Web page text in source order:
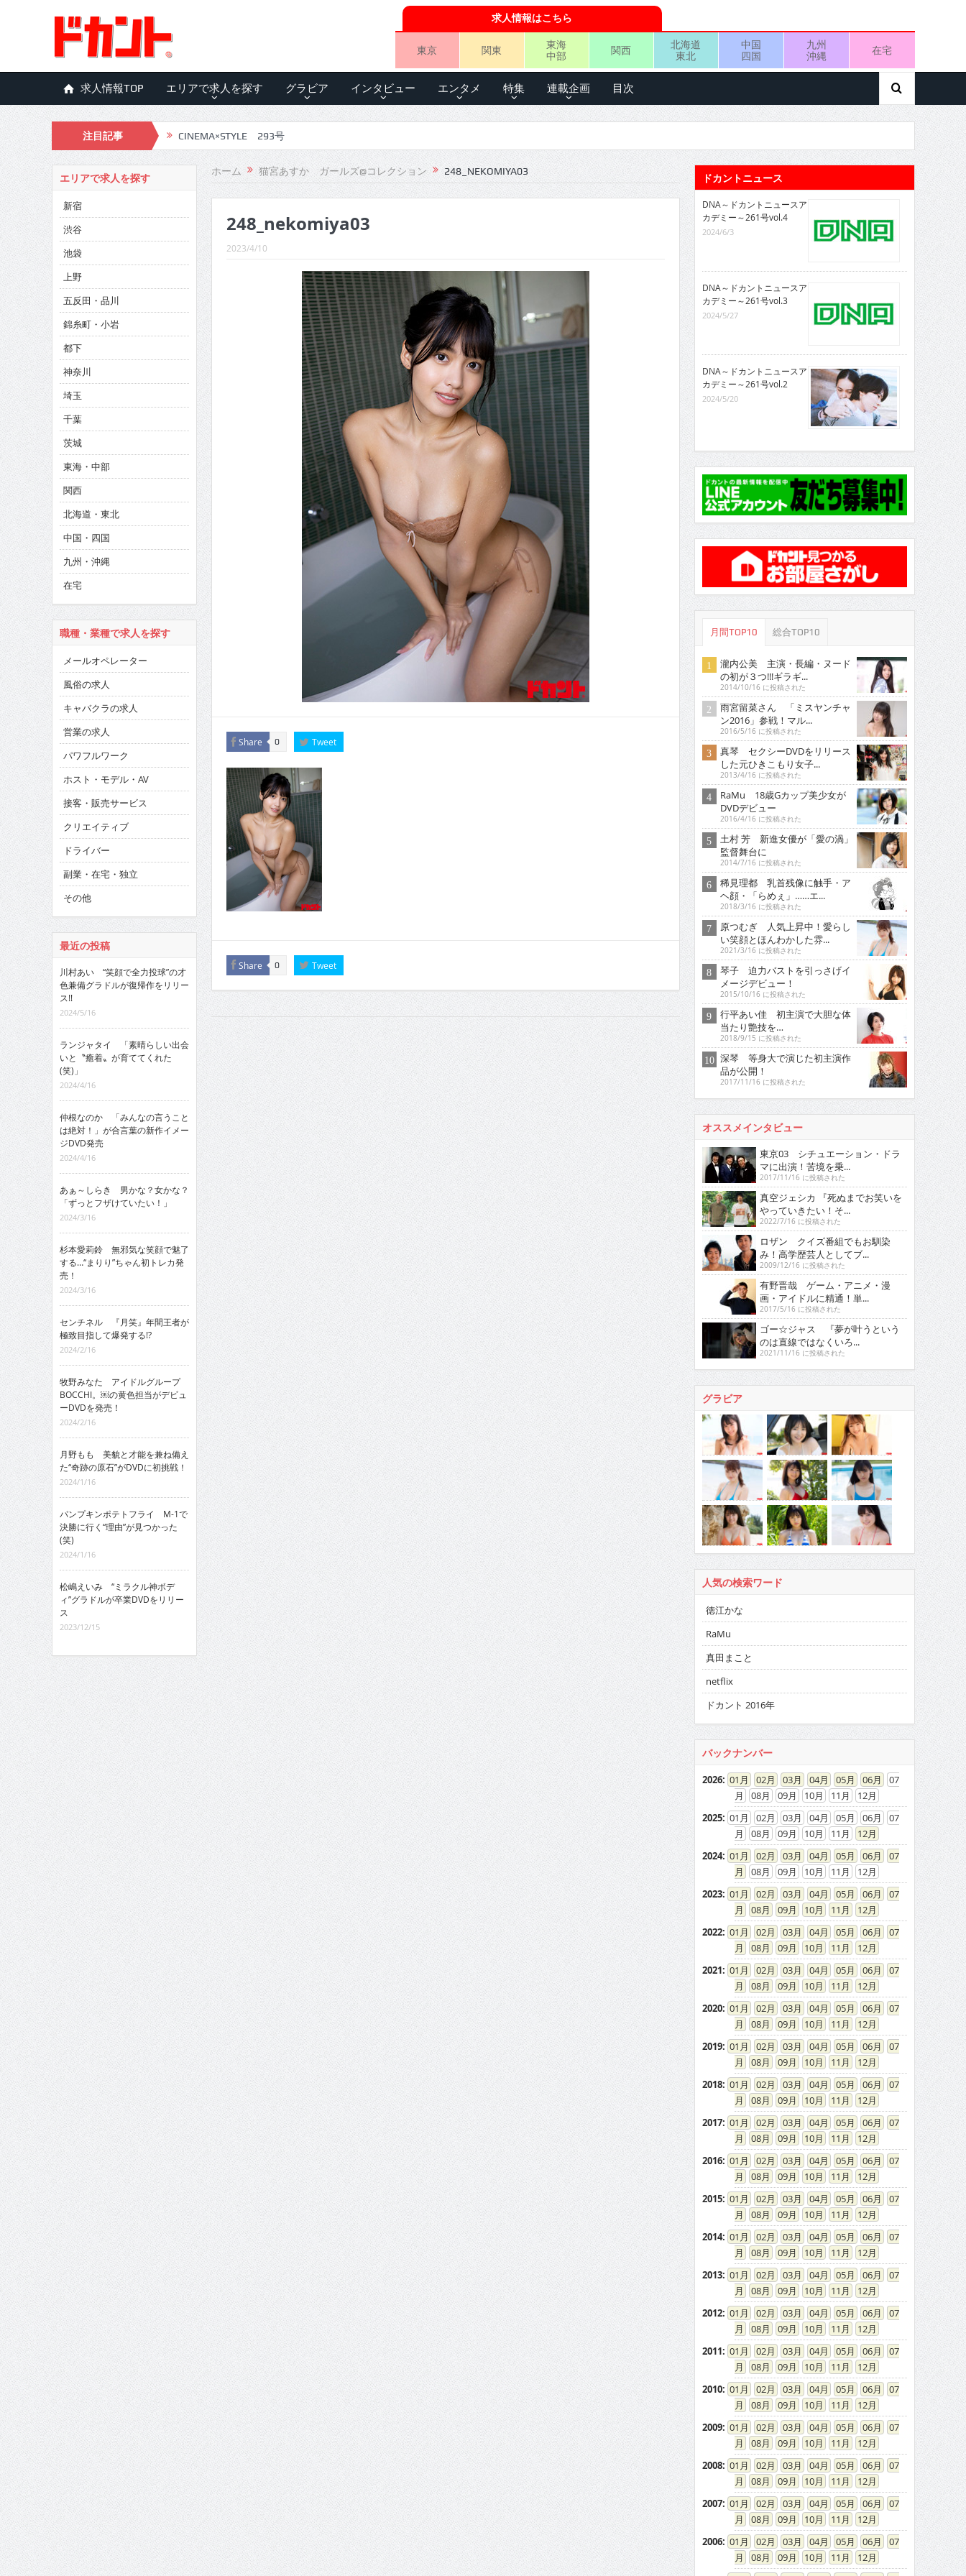
求人情報はこちら
東京 関東
東海
中部
関西
北海道
東北
中国
四国
九州
沖縄
在宅
求人情報TOP エリアで求人を探す グラビア インタビュー エンタメ 特集 連載企画 目次
注目記事 CINEMA×STYLE 293号
CINEMA×STYLE 292号
CINEMA×STYLE 291号
CINEMA×STYLE 290号
CINEMA×STYLE 289号
CINEMA×STYLE 288号
CINEMA×STYLE 286号
CINEMA×STYLE 285号
CINEMA×STYLE 294号
ホーム 猫宮あすか ガールズ@コレクション 248_NEKOMIYA03
248_nekomiya03
2023/4/10
Share 0 Tweet
Share 0 Tweet
エリアで求人を探す
新宿
渋谷
池袋
上野
五反田・品川
錦糸町・小岩
都下
神奈川
埼玉
千葉
茨城
東海・中部
関西
北海道・東北
中国・四国
九州・沖縄
在宅
職種・業種で求人を探す
メールオペレーター
風俗の求人
キャバクラの求人
営業の求人
パワフルワーク
ホスト・モデル・AV
接客・販売サービス
クリエイティブ
ドライバー
副業・在宅・独立
その他
最近の投稿
川村あい “笑顔で全力投球”の才
色兼備グラドルが復帰作をリリー
ス!!
2024/5/16
ランジャタイ 「素晴らしい出会
いと〝癒着〟が育ててくれた
(笑)」
2024/4/16
仲根なのか 「みんなの言うこと
は絶対！」が合言葉の新作イメー
ジDVD発売
2024/4/16
あぁ～しらき 男かな？女かな？
「ずっとフザけていたい！」
2024/3/16
杉本愛莉鈴 無邪気な笑顔で魅了
する…“まりり”ちゃん初トレカ発
売！
2024/3/16
センチネル 『月笑』年間王者が
極致目指して爆発する!?
2024/2/16
牧野みなた アイドルグループ
BOCCHI。￼の黄色担当がデビュ
ーDVDを発売！
2024/2/16
月野もも 美貌と才能を兼ね備え
た“奇跡の原石”がDVDに初挑戦！
2024/1/16
パンプキンポテトフライ M-1で
決勝に行く“理由”が見つかった
(笑)
2024/1/16
松嶋えいみ “ミラクル神ボデ
ィ”グラドルが卒業DVDをリリー
ス
2023/12/15
ドカントニュース
DNA～ドカントニュースア
カデミー～261号vol.4
2024/6/3
DNA～ドカントニュースア
カデミー～261号vol.3
2024/5/27
DNA～ドカントニュースア
カデミー～261号vol.2
2024/5/20
月間TOP10 総合TOP10
瀧内公美 主演・長編・ヌード
の初が３つ!!!ギラギ...
2014/10/16 に投稿された
雨宮留菜さん 「ミスヤンチャ
ン2016」参戦！マル...
2016/5/16 に投稿された
真琴 セクシーDVDをリリース
した元ひきこもり女子...
2013/4/16 に投稿された
RaMu 18歳Gカップ美少女が
DVDデビュー
2016/4/16 に投稿された
土村 芳 新進女優が「愛の渦」
監督舞台に
2014/7/16 に投稿された
稀見理都 乳首残像に触手・ア
ヘ顔・「らめぇ」……エ...
2018/3/16 に投稿された
原つむぎ 人気上昇中！愛らし
い笑顔とほんわかした雰...
2021/3/16 に投稿された
琴子 迫力バストを引っさげイ
メージデビュー！
2015/10/16 に投稿された
行平あい佳 初主演で大胆な体
当たり艶技を…
2018/9/15 に投稿された
深琴 等身大で演じた初主演作
品が公開！
2017/11/16 に投稿された
オススメインタビュー
東京03 シチュエーション・ドラ
マに出演！苦境を乗...
2017/11/16 に投稿された
真空ジェシカ 『死ぬまでお笑いを
やっていきたい！そ...
2022/7/16 に投稿された
ロザン クイズ番組でもお馴染
み！高学歴芸人としてブ...
2009/12/16 に投稿された
有野晋哉 ゲーム・アニメ・漫
画・アイドルに精通！単...
2017/5/16 に投稿された
ゴー☆ジャス 『夢が叶うという
のは直線ではなくいろ...
2021/11/16 に投稿された
グラビア
人気の検索ワード
徳江かな
RaMu
真田まこと
netflix
ドカント 2016年
バックナンバー
2026: 01 02 03 04 05 06
07
08
09 10 11
12
2025: 01 02 03 04 05 06
07
08
09 10 11
12
2024: 01 02 03 04 05 06
07
08
09 10 11
12
2023: 01 02 03 04 05 06
07
08
09 10 11
12
2022: 01 02 03 04 05 06
07
08
09 10 11
12
2021: 01 02 03 04 05 06
07
08
09 10 11
12
2020: 01 02 03 04 05 06
07
08
09 10 11
12
2019: 01 02 03 04 05 06
07
08
09 10 11
12
2018: 01 02 03 04 05 06
07
08
09 10 11
12
2017: 01 02 03 04 05 06
07
08
09 10 11
12
2016: 01 02 03 04 05 06
07
08
09 10 11
12
2015: 01 02 03 04 05 06
07
08
09 10 11
12
2014: 01 02 03 04 05 06
07
08
09 10 11
12
2013: 01 02 03 04 05 06
07
08
09 10 11
12
2012: 01 02 03 04 05 06
07
08
09 10 11
12
2011: 01 02 03 04 05 06
07
08
09 10 11
12
2010: 01 02 03 04 05 06
07
08
09 10 11
12
2009: 01 02 03 04 05 06
07
08
09 10 11
12
2008: 01 02 03 04 05 06
07
08
09 10 11
12
2007: 01 02 03 04 05 06
07
08
09 10 11
12
2006: 01 02 03 04 05 06
07
08
09 10 11
12